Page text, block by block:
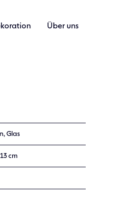
Über uns
Glas
cm